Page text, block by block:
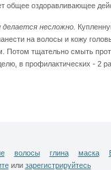
общее оздоравливающее
делается несложно.
на волосы и кожу
Потом тщательно смыть
в профилактических - 2
волосы глина маска
или зарегистрируйтесь